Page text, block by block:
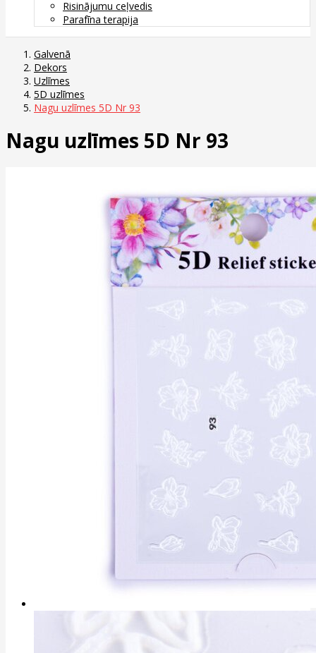
Risinājumu ceļvedis
Parafīna terapija
Galvenā
Dekors
Uzlīmes
5D uzlīmes
Nagu uzlīmes 5D Nr 93
Nagu uzlīmes 5D Nr 93